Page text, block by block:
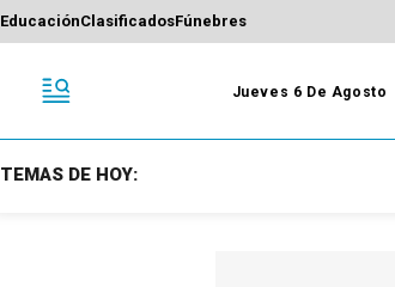
EducaciónClasificadosFúnebres
Jueves 6 De Agosto
TEMAS DE HOY: